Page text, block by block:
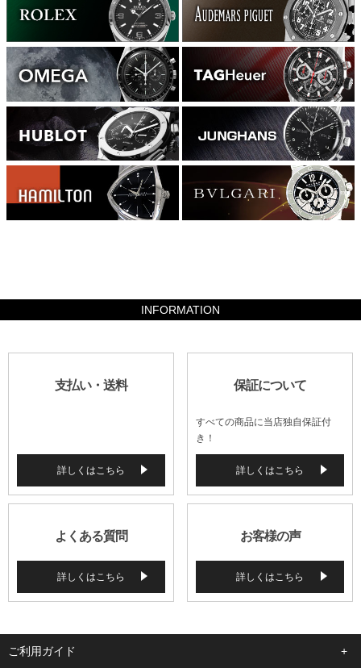
INFORMATION
支払い・送料
詳しくはこちら
保証について
すべての商品に当店独自保証付
き！
詳しくはこちら
よくある質問
詳しくはこちら
お客様の声
詳しくはこちら
ご利用ガイド